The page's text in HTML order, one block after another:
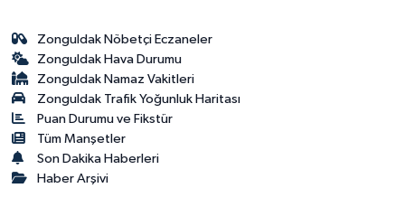
Zonguldak Nöbetçi Eczaneler
Zonguldak Hava Durumu
Zonguldak Namaz Vakitleri
Zonguldak Trafik Yoğunluk Haritası
Puan Durumu ve Fikstür
Tüm Manşetler
Son Dakika Haberleri
Haber Arşivi